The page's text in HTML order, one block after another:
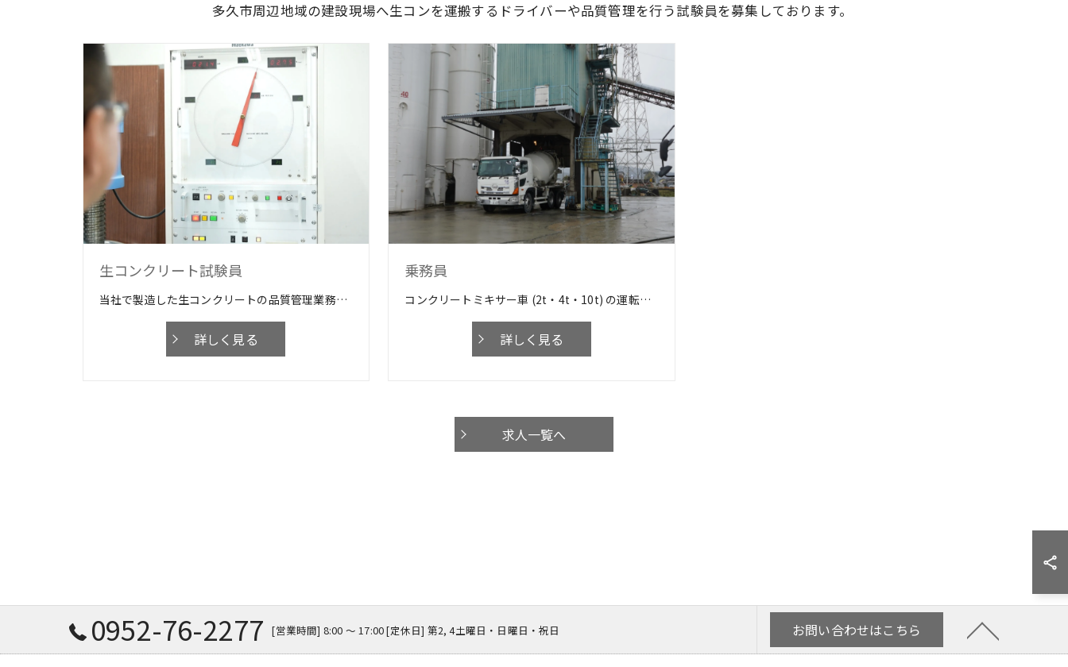
多久市周辺地域の建設現場へ生コンを運搬するドライバーや品質管理を行う試験員を募集しております。
生コンクリート試験員
当社で製造した生コンクリートの品質管理業務を行っていただきます。 工場内や建設現場で採取した生コンクリートを試験します。 試験室でパソコンを使って書類を作成します。
詳しく見る
乗務員
コンクリートミキサー車 (2t・4t・10t) の運転及び点検・清掃。 生コンを現場 (建築・土木) へ運搬・納入する仕事です。 現場のエリアは工場所在地近郊がメインです。 勤務地は多久本社・佐賀工場のいずれかを選べます。 女性も元気に活躍中！
詳しく見る
求人一覧へ
0952-76-2277 [営業時間] 8:00 ～ 17:00 [定休日] 第2, 4土曜日・日曜日・祝日 お問い合わせはこちら